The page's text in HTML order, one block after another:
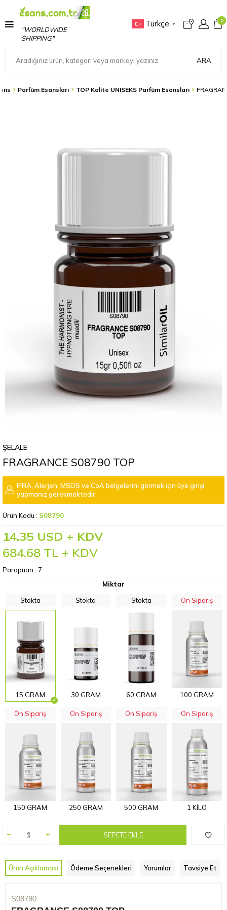
"WORLDWIDE
SHIPPING"
Türkçe ▼
0
ARA
Parfüm Esansları TOP Kalite UNISEKS Parfüm Esansları
ŞELALE
FRAGRANCE S08790 TOP
IFRA, Alerjen, MSDS ve CoA belgelerini görmek için üye girişi
yapmanız gerekmektedir.
Ürün Kodu : S08790
14.35 USD + KDV
684,68 TL + KDV
Parapuan : 7
Miktar
Stokta
15 GRAM
Stokta
30 GRAM
Stokta
60 GRAM
Ön Sipariş
100 GRAM
Ön Sipariş
150 GRAM
Ön Sipariş
250 GRAM
Ön Sipariş
500 GRAM
Ön Sipariş
1 KİLO
SEPETE EKLE
Ürün Açıklaması Ödeme Seçenekleri Yorumlar Tavsiye Et
S08790